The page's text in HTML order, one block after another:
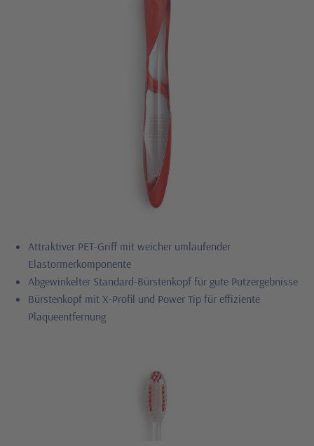
Attraktiver PET-Griff mit weicher umlaufender
Elastormerkomponente
Abgewinkelter Standard-Bürstenkopf für gute Putzergebnisse
Bürstenkopf mit X-Profil und Power Tip für effiziente
Plaqueentfernung